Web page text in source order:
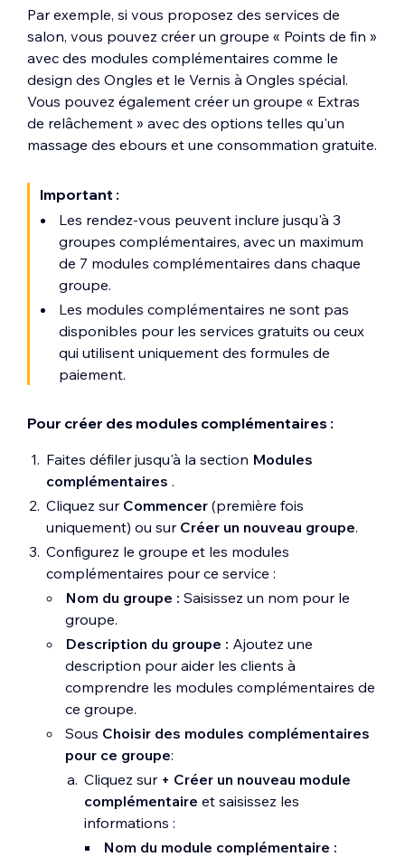
Cliquez sur + Ajouter des variantes .
Choisissez le type de variation dans le
menudéroulant Sur quoi sont basées
les variations ?:
Client ou service :Proposez
différents tarifs en fonction des
types de services, comme les
séances pour débutants ou
avancés.
de vos variantes ?saisissez un
texte que les clients verront au-
dessus des options de prix.
cette étape pour chaque option
de prix variés que vous souhaitez
créer.
une variantepour ajouter plus
d'options.
Durée :Configurez les prix pour
différentes durées de rendez-vous
(par exemple, 30 minutes ou 60
minutes).
Cliquez sur le curseurAjouter
des noms aux variantes
activer ou désactiver le nom de la
variante. Si cette option est
activée, ajoutez un titre au menu
de votre variante.
Ajoutez des détails surla durée,
le prixetle nom de la variante
le curseur est activé).
détaillées.
Par exemple, si vous proposez des services de
salon, vous pouvez créer un groupe « Points de fin »
avec des modules complémentaires comme le
design des Ongles et le Vernis à Ongles spécial.
Vous pouvez également créer un groupe « Extras
de relâchement » avec des options telles qu'un
massage des ebours et une consommation gratuite.
Important :
Les rendez-vous peuvent inclure jusqu'à 3
groupes complémentaires, avec un maximum
de 7 modules complémentaires dans chaque
groupe.
Les modules complémentaires ne sont pas
disponibles pour les services gratuits ou ceux
qui utilisent uniquement des formules de
paiement.
Pour créer des modules complémentaires :
Faites défiler jusqu'à la section Modules
complémentaires .
Cliquez sur Commencer (première fois
uniquement) ou sur Créer un nouveau groupe.
Configurez le groupe et les modules
complémentaires pour ce service :
Nom du groupe : Saisissez un nom pour le
groupe.
Description du groupe : Ajoutez une
description pour aider les clients à
comprendre les modules complémentaires de
ce groupe.
Sous Choisir des modules complémentaires
pour ce groupe:
Cliquez sur + Créer un nouveau module
complémentaire et saisissez les
informations :
Nom du module complémentaire :